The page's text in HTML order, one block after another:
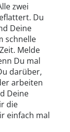
zwei
Du
Deine
schnelle
Melde
Du mal
darüber,
arbeiten
Deine
die
einfach mal